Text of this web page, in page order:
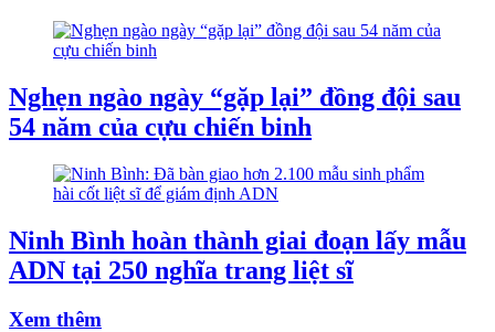
Nghẹn ngào ngày “gặp lại” đồng đội sau
54 năm của cựu chiến binh
Ninh Bình hoàn thành giai đoạn lấy mẫu
ADN tại 250 nghĩa trang liệt sĩ
Xem thêm